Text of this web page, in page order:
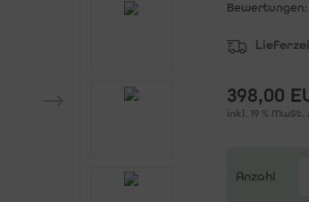
Bewertungen:
398,00
inkl. 19 % MwSt.
Anzahl